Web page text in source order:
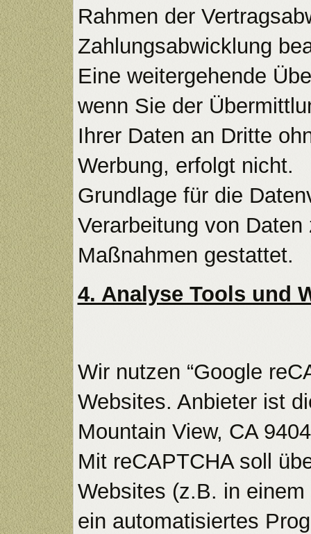
Rahmen der
Zahlungsabwicklung
Eine weitergehende
wenn Sie der
Ihrer Daten an Dritte
Werbung, erfolgt nicht.
Grundlage für die
Verarbeitung von
Maßnahmen gestattet.
4. Analyse Tools und
Wir nutzen “Google
Websites. Anbieter ist
Mountain View, CA
Mit reCAPTCHA soll
Websites (z.B. in
ein automatisiertes